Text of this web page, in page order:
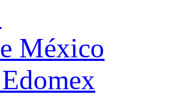
México